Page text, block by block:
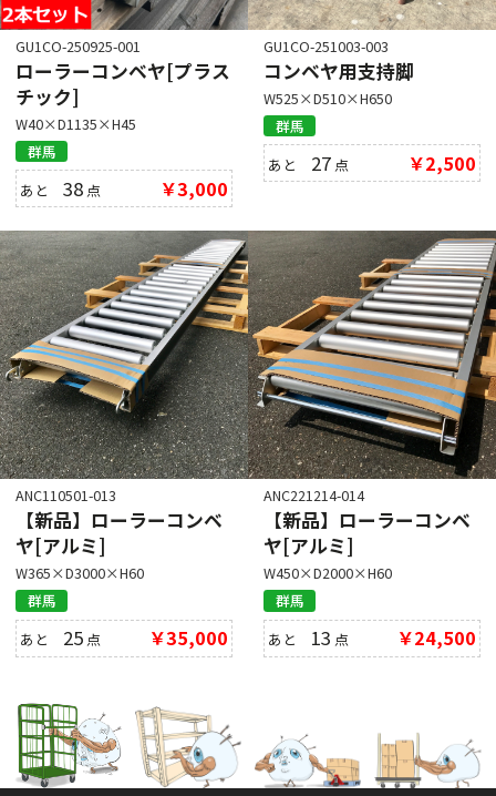
GU1CO-250925-001
ローラーコンベヤ[プラス
チック]
W40×D1135×H45
群馬
あと38 点 ￥3,000
GU1CO-251003-003
コンベヤ用支持脚
W525×D510×H650
群馬
あと 27 点 ￥2,500
ANC110501-013
【新品】ローラーコンベ
ヤ[アルミ]
W365×D3000×H60
群馬
あと 25 点 ￥35,000
ANC221214-014
【新品】ローラーコンベ
ヤ[アルミ]
W450×D2000×H60
群馬
あと 13 点 ￥24,500